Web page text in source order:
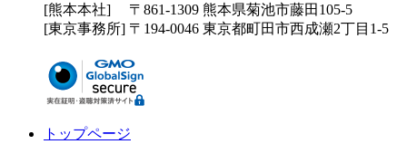
[熊本本社] 〒861-1309 熊本県菊池市藤田105-5
[東京事務所] 〒194-0046 東京都町田市西成瀬2丁目1-5
トップページ